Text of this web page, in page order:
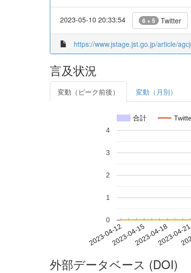
2023-05-10 20:33:54 6 + 5 Twitter
https://www.jstage.jst.go.jp/article/
言及状況
変動（ピーク前後） 変動（月別）
合計
2023-04-122023-04-152023-04-182023-04-
0
1
2
3
4
外部データベース (DOI)